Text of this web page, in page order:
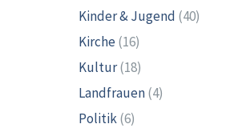
Kinder & Jugend (40)
Kirche(16)
Kultur(18)
Landfrauen(4)
Politik(6)